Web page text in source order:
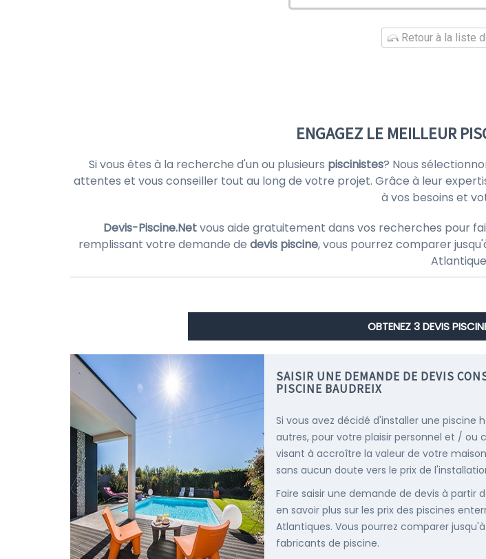
Retour à la liste
ENGAGEZ LE MEILLEUR
Si vous êtes à la recherche d'un ou plusieurs piscinistes? Nous
attentes et vous conseiller tout au long de votre projet. Grâce à leur
à vos besoins et
Devis-Piscine.Netvous aide gratuitement dans vos recherches pour
remplissant votre demande de devis piscine, vous pourrez comparer
OBTENEZ 3 DEVIS
SAISIR UNE DEMANDE DE DEVIS
PISCINE BAUDREIX
Si vous avez décidé d'installer une piscine
autres, pour votre plaisir personnel et / ou
visant à accroître la valeur de votre
sans aucun doute vers le prix de
Faire saisir une demande de devis à partir
en savoir plus sur les prix des piscines
Atlantiques. Vous pourrez comparer
fabricants de piscine.